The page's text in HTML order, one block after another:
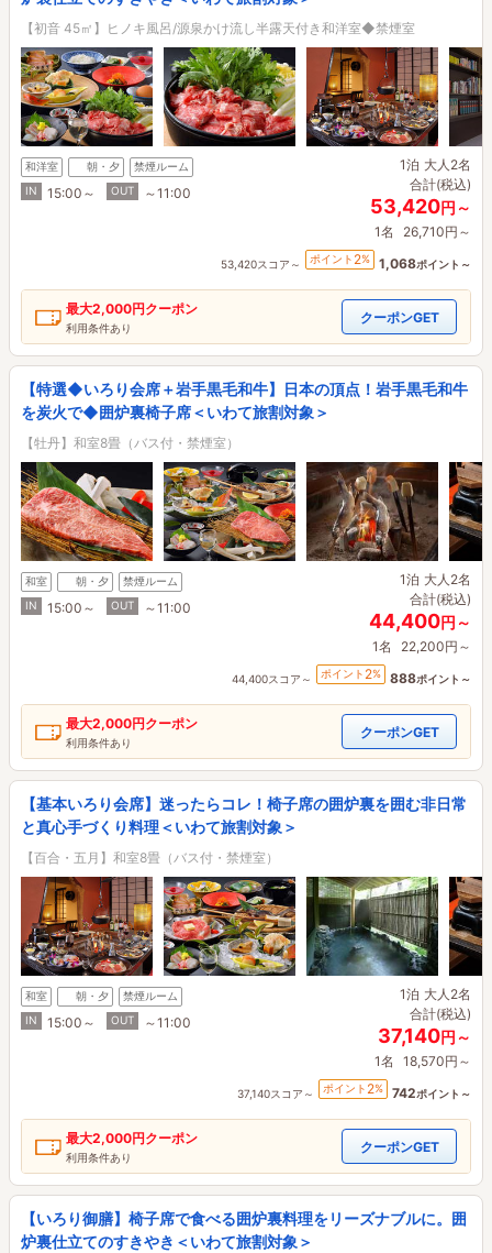
【初音 45㎡】ヒノキ風呂/源泉かけ流し半露天付き和洋室◆禁煙室
和洋室 朝・夕
禁煙ルーム
IN
15:00～ OUT ～11:00
1泊 大人2名
合計(税込)
53,420円～
1名 26,710円～
53,420スコア～ ポイント 2% 1,068ポイント～
最大2,000円クーポン
利用条件あり
クーポンGET
【特選◆いろり会席＋岩手黒毛和牛】日本の頂点！岩手黒毛和牛
を炭火で◆囲炉裏椅子席＜いわて旅割対象＞
【牡丹】和室8畳（バス付・禁煙室）
和室 朝・夕
禁煙ルーム
IN
15:00～ OUT ～11:00
1泊 大人2名
合計(税込)
44,400円～
1名 22,200円～
44,400スコア～ ポイント 2% 888ポイント～
最大2,000円クーポン
利用条件あり
クーポンGET
【基本いろり会席】迷ったらコレ！椅子席の囲炉裏を囲む非日常
と真心手づくり料理＜いわて旅割対象＞
【百合・五月】和室8畳（バス付・禁煙室）
和室 朝・夕
禁煙ルーム
IN
15:00～ OUT ～11:00
1泊 大人2名
合計(税込)
37,140円～
1名 18,570円～
37,140スコア～ ポイント 2% 742ポイント～
最大2,000円クーポン
利用条件あり
クーポンGET
【いろり御膳】椅子席で食べる囲炉裏料理をリーズナブルに。囲
炉裏仕立てのすきやき＜いわて旅割対象＞